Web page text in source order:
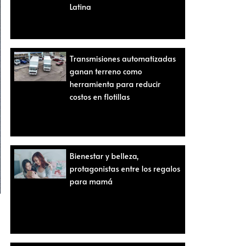
Latina
Transmisiones automatizadas
ganan terreno como
herramienta para reducir
costos en flotillas
Bienestar y belleza,
protagonistas entre los regalos
para mamá